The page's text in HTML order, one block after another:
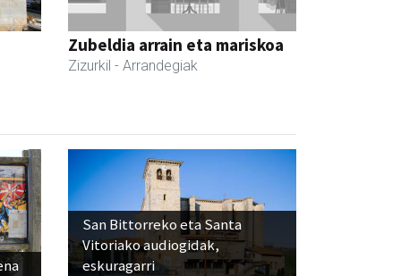
Zubeldia arrain eta mariskoa
Zizurkil - Arrandegiak
San Bittorreko eta Santa
Vitoriako audiogidak,
eskuragarri